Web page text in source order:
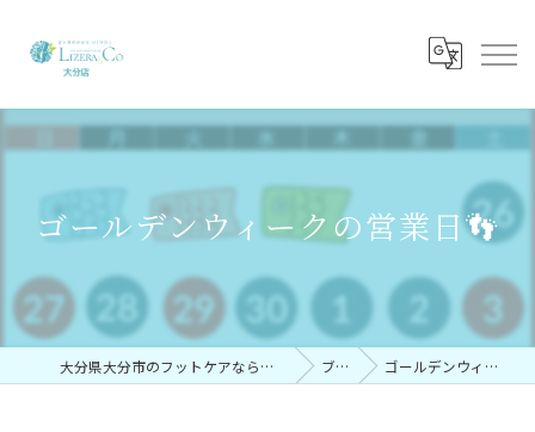
ゴールデンウィークの営業日👣
大分県大分市のフットケアならリゼラアンドコー大分店 ブログ ゴールデンウィークの営業日👣